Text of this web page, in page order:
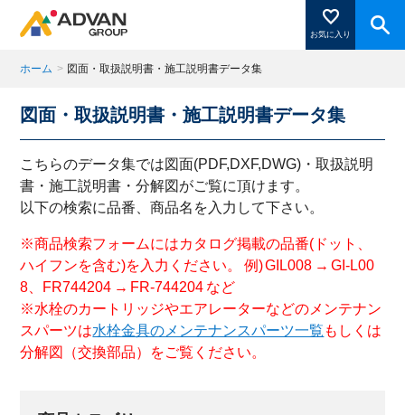
お気に入り
商品ページにある「お気に入り登録」を押すと登録した
商品がここに表示されます。
ホーム > 図面・取扱説明書・施工説明書データ集
図面・取扱説明書・施工説明書データ集
こちらのデータ集では図面(PDF,DXF,DWG)・取扱説明
書・施工説明書・分解図がご覧に頂けます。
以下の検索に品番、商品名を入力して下さい。
※商品検索フォームにはカタログ掲載の品番(ドット、
ハイフンを含む)を入力ください。 例) GIL008 → GI-L00
8、FR744204 → FR-744204 など
※水栓のカートリッジやエアレーターなどのメンテナン
スパーツは水栓金具のメンテナンスパーツ一覧 もしくは
分解図（交換部品）をご覧ください。